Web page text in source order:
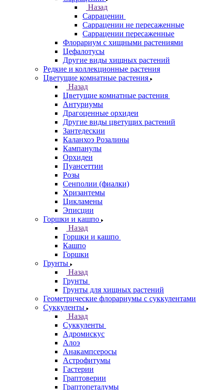
Назад
Саррацении
Саррацении не пересаженные
Саррацении пересаженные
Флорариум с хищными растениями
Цефалотусы
Другие виды хищных растений
Редкие и коллекционные растения
Цветущие комнатные растения
Назад
Цветущие комнатные растения
Антуриумы
Драгоценные орхидеи
Другие виды цветущих растений
Зантедескии
Каланхоэ Розалины
Кампанулы
Орхидеи
Пуансеттии
Розы
Сенполии (фиалки)
Хризантемы
Цикламены
Эписции
Горшки и кашпо
Назад
Горшки и кашпо
Кашпо
Горшки
Грунты
Назад
Грунты
Грунты для хищных растений
Геометрические флорариумы с суккулентами
Суккуленты
Назад
Суккуленты
Адромискус
Алоэ
Анакампсеросы
Астрофитумы
Гастерии
Граптоверии
Граптопеталумы